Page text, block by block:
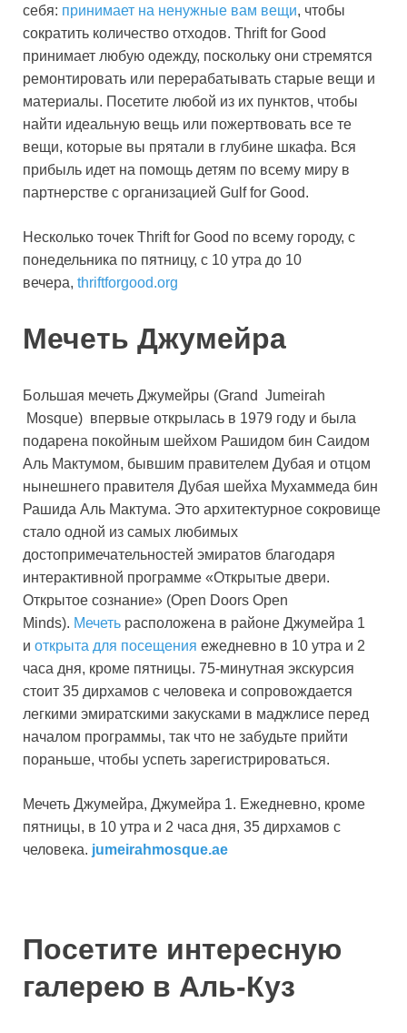
себя: принимает на ненужные вам вещи, чтобы
сократить количество отходов. Thrift for Good
принимает любую одежду, поскольку они стремятся
ремонтировать или перерабатывать старые вещи и
материалы. Посетите любой из их пунктов, чтобы
найти идеальную вещь или пожертвовать все те
вещи, которые вы прятали в глубине шкафа. Вся
прибыль идет на помощь детям по всему миру в
партнерстве с организацией Gulf for Good.
Несколько точек Thrift for Good по всему городу, с
понедельника по пятницу, с 10 утра до 10
вечера, thriftforgood.org
Мечеть Джумейра
Большая мечеть Джумейры (Grand Jumeirah
Mosque) впервые открылась в 1979 году и была
подарена покойным шейхом Рашидом бин Саидом
Аль Мактумом, бывшим правителем Дубая и отцом
нынешнего правителя Дубая шейха Мухаммеда бин
Рашида Аль Мактума. Это архитектурное сокровище
стало одной из самых любимых
достопримечательностей эмиратов благодаря
интерактивной программе «Открытые двери.
Открытое сознание» (Open Doors Open
Minds). Мечеть расположена в районе Джумейра 1
и открыта для посещения ежедневно в 10 утра и 2
часа дня, кроме пятницы. 75-минутная экскурсия
стоит 35 дирхамов с человека и сопровождается
легкими эмиратскими закусками в маджлисе перед
началом программы, так что не забудьте прийти
пораньше, чтобы успеть зарегистрироваться.
Мечеть Джумейра, Джумейра 1. Ежедневно, кроме
пятницы, в 10 утра и 2 часа дня, 35 дирхамов с
человека. jumeirahmosque.ae
Посетите интересную
галерею в Аль-Куз